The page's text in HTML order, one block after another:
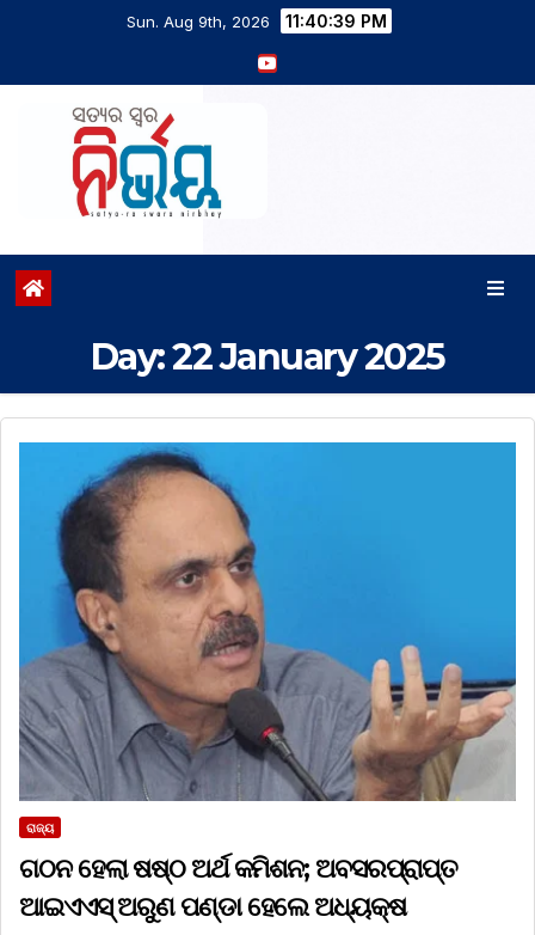
Sun. Aug 9th, 2026 11:40:40 PM
Day:22 January 2025
ରାଜ୍ୟ
ଗଠନ ହେଲା ଷଷ୍ଠ ଅର୍ଥ କମିଶନ; ଅବସରପ୍ରାପ୍ତ
ଆଇଏଏସ୍ ଅରୁଣ ପଣ୍ଡା ହେଲେ ଅଧ୍ୟକ୍ଷ